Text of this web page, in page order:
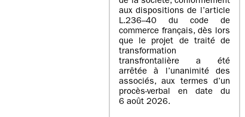
aux dispositions de l’article
L.236–40 du code de
commerce français, dès lors
que le projet de traité de
transformation
transfrontalière a été
arrêtée à l’unanimité des
associés, aux termes d’un
procès-verbal en date du
6 août 2026.